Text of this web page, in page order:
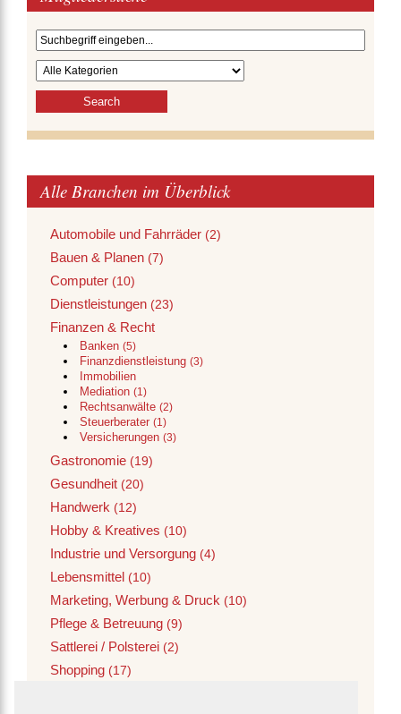
Alle Branchen im Überblick
Automobile und Fahrräder (2)
Bauen & Planen (7)
Computer (10)
Dienstleistungen (23)
Finanzen & Recht
Banken(5)
Finanzdienstleistung(3)
Immobilien
Mediation(1)
Rechtsanwälte(2)
Steuerberater(1)
Versicherungen(3)
Gastronomie (19)
Gesundheit (20)
Handwerk (12)
Hobby & Kreatives (10)
Industrie und Versorgung (4)
Lebensmittel (10)
Marketing, Werbung & Druck (10)
Pflege & Betreuung (9)
Sattlerei / Polsterei (2)
Shopping (17)